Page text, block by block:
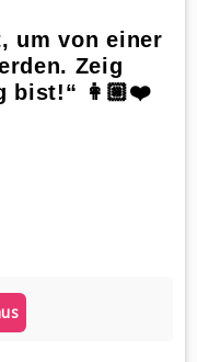
um von einer
Zeig
bist!“ 👩🏼❤️